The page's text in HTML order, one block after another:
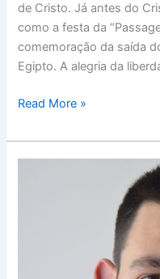
de Cristo. Já antes do
como a festa da
comemoração da saída
Egipto. A alegria da
Read More »